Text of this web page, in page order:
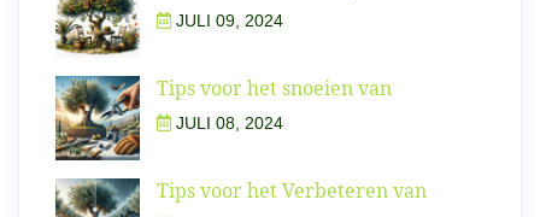
JULI 09, 2024
Tips voor het snoeien van
JULI 08, 2024
Tips voor het Verbeteren van